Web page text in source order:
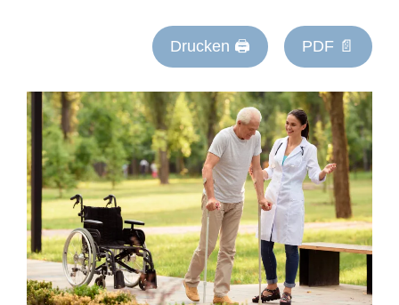
Drucken 🖨 PDF 📄